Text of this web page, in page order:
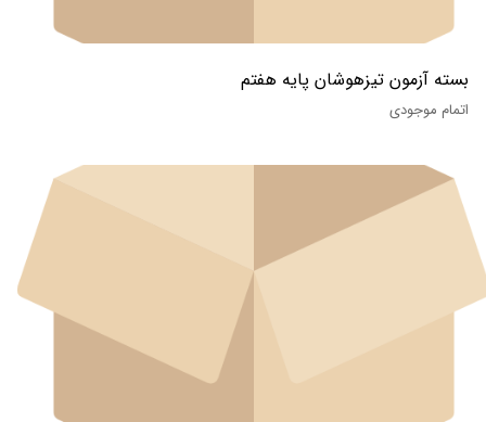
بسته آزمون تیزهوشان پایه هفتم
اتمام موجودی